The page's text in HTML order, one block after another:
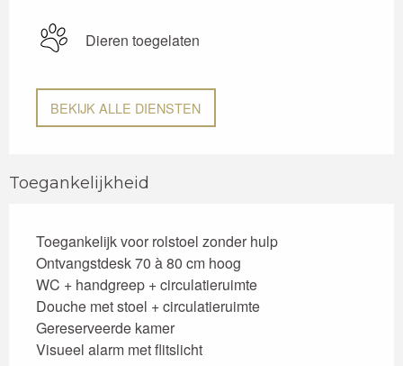
Dieren toegelaten
BEKIJK ALLE DIENSTEN
Toegankelijkheid
Toegankelijk voor rolstoel zonder hulp
Ontvangstdesk 70 à 80 cm hoog
WC + handgreep + circulatieruimte
Douche met stoel + circulatieruimte
Gereserveerde kamer
Visueel alarm met flitslicht